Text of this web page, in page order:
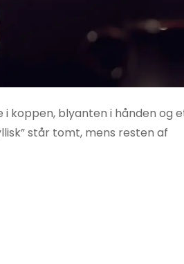
koppen, blyanten i hånden og
står tomt, mens resten af